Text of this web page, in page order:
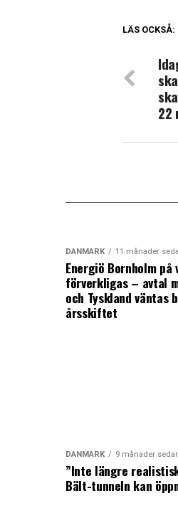
LÄS OCKSÅ:
22
DANMARK 11 månader
Energiö Bornholm
förverkligas – avtal
och Tyskland väntas
årsskiftet
DANMARK 9 månader
”Inte längre
Bält-tunneln kan